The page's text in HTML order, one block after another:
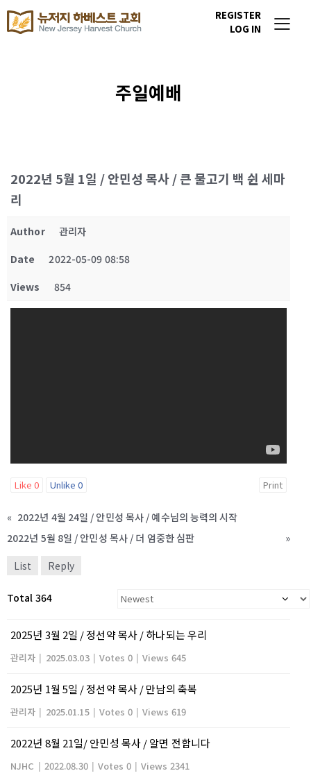
REGISTER
LOG IN
주일예배
2022년 5월 1일 / 안민성 목사 / 큰 물고기 백 쉰 세마
리
Author
관리자
Date
2022-05-09 08:58
Views
854
Like 0 Unlike0 Print
« 2022년 4월 24일 / 안민성 목사 / 예수님의 능력의 시작
2022년 5월 8일 / 안민성 목사 / 더 엄중한 심판
»
List
Reply
Total 364
2025년 3월 2일 / 정선약 목사 / 하나되는 우리
관리자 | 2025.03.03 | Votes 0 | Views 645
2025년 1월 5일 / 정선약 목사 / 만남의 축복
관리자 | 2025.01.15 | Votes 0 | Views 619
2022년 8월 21일/ 안민성 목사 / 알면 전합니다
NJHC | 2022.08.30 | Votes 0 | Views 2341